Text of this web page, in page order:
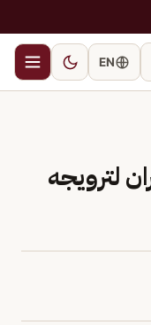
EN
لترويجه